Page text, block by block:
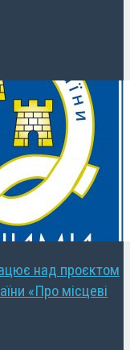
над проєктом
«Про місцеві